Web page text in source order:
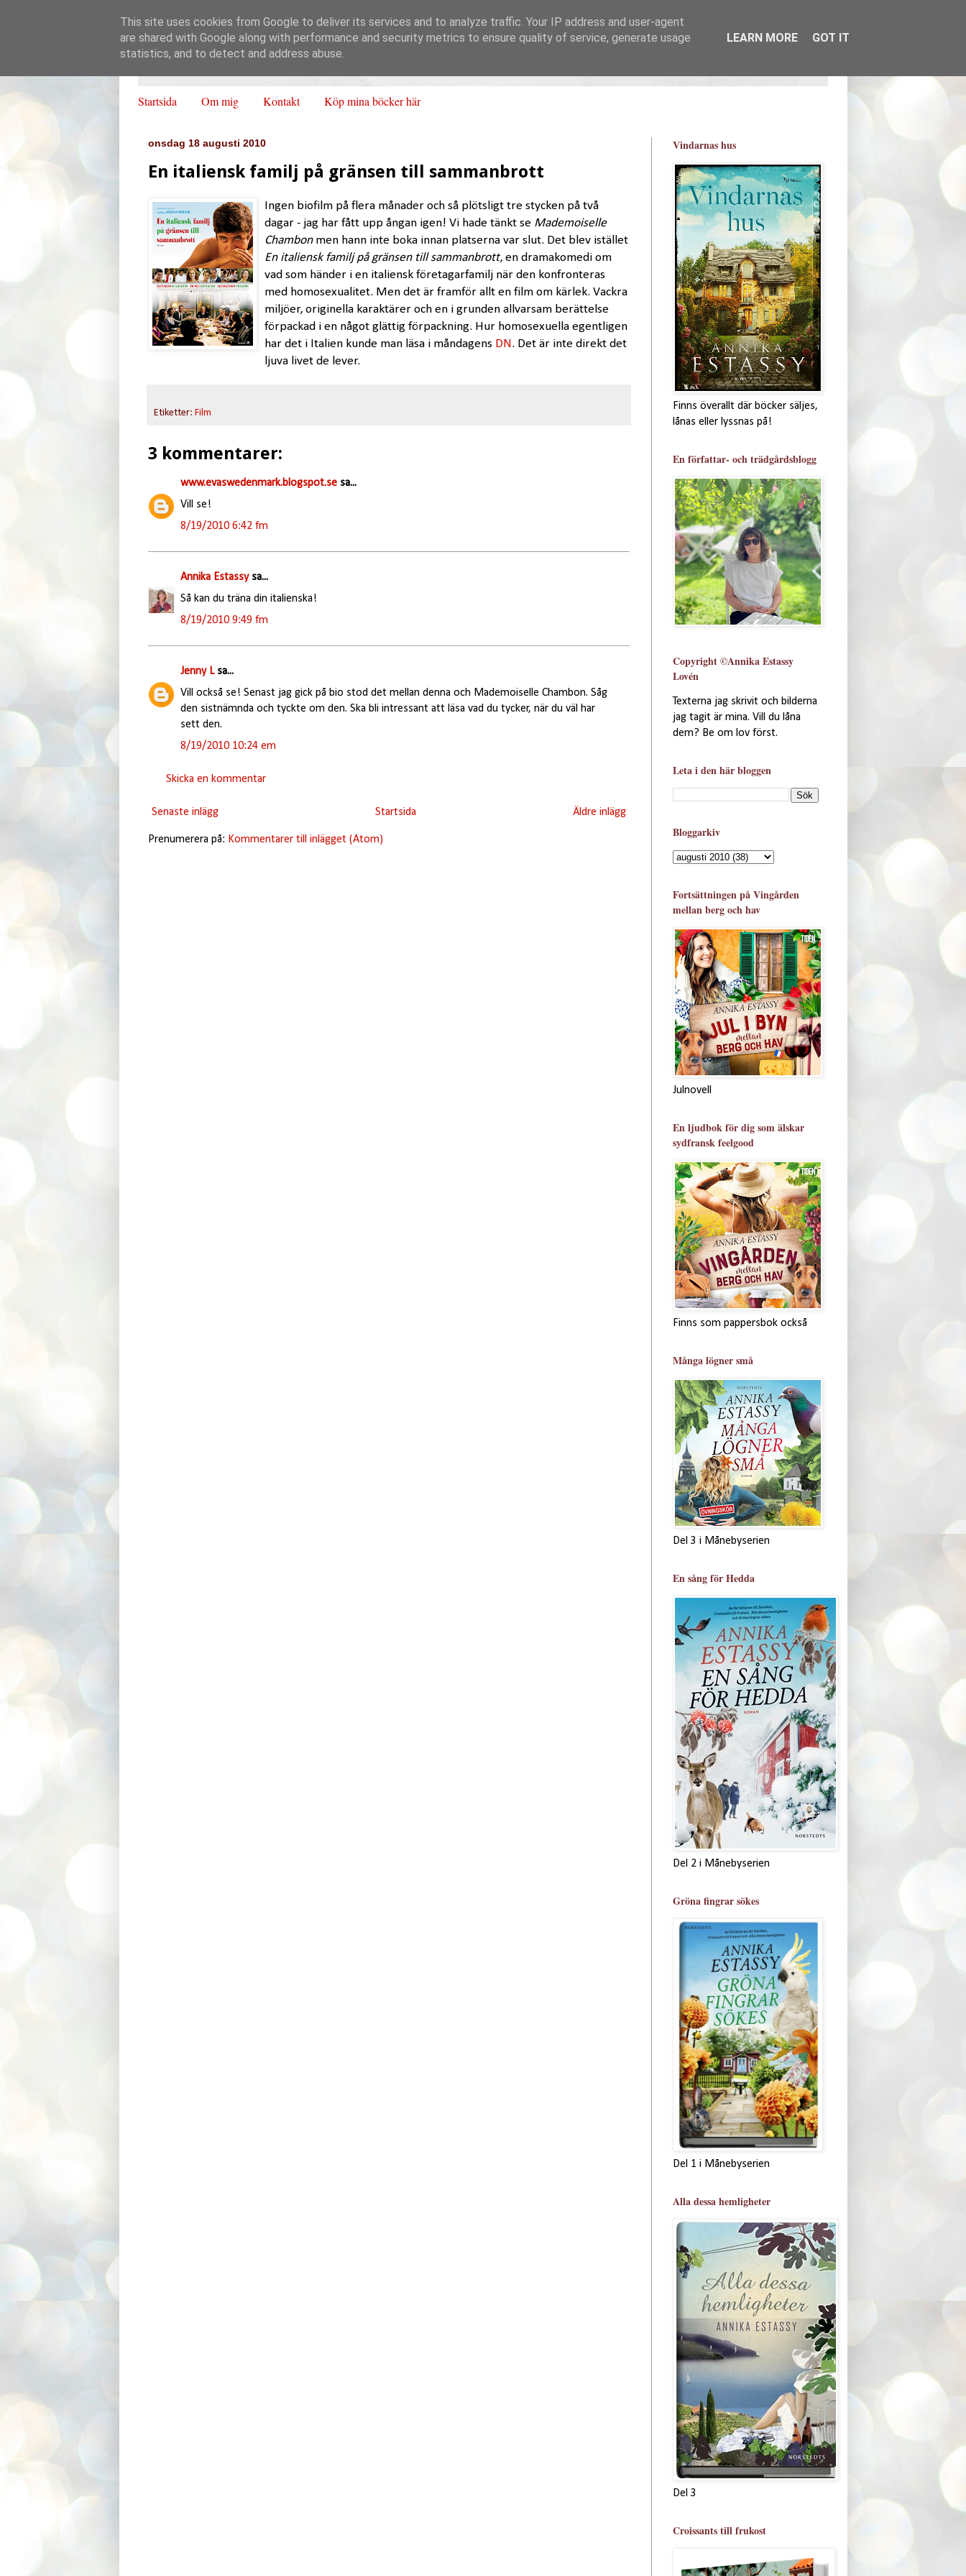
Startsida Om mig Kontakt Köp mina böcker här
onsdag 18 augusti 2010
En italiensk familj på gränsen till sammanbrott
Ingen biofilm på flera månader och så plötsligt tre stycken på två
dagar - jag har fått upp ångan igen! Vi hade tänkt se Mademoiselle
Chambonmen hann inte boka innan platserna var slut. Det blev istället
En italiensk familj på gränsen till sammanbrott, en dramakomedi om
vad som händer i en italiensk företagarfamilj när den konfronteras
med homosexualitet. Men det är framför allt en film om kärlek. Vackra
miljöer, originella karaktärer och en i grunden allvarsam berättelse
förpackad i en något glättig förpackning. Hur homosexuella egentligen
har det i Italien kunde man läsa i måndagens DN . Det är inte direkt det
ljuva livet de lever.
Etiketter: Film
3 kommentarer:
www.evaswedenmark.blogspot.sesa...
Vill se!
8/19/2010 6:42 fm
Annika Estassysa...
Så kan du träna din italienska!
8/19/2010 9:49 fm
Jenny Lsa...
Vill också se! Senast jag gick på bio stod det mellan denna och Mademoiselle Chambon. Såg
den sistnämnda och tyckte om den. Ska bli intressant att läsa vad du tycker, när du väl har
sett den.
8/19/2010 10:24 em
Skicka en kommentar
Senaste inlägg Äldre inlägg
Startsida
Prenumerera på: Kommentarer till inlägget (Atom)
Vindarnas hus
Finns överallt där böcker säljes,
lånas eller lyssnas på!
En författar- och trädgårdsblogg
Copyright ©Annika Estassy
Lovén
Texterna jag skrivit och bilderna
jag tagit är mina. Vill du låna
dem? Be om lov först.
Leta i den här bloggen
Bloggarkiv
Fortsättningen på Vingården
mellan berg och hav
Julnovell
En ljudbok för dig som älskar
sydfransk feelgood
Finns som pappersbok också
Många lögner små
Del 3 i Månebyserien
En sång för Hedda
Del 2 i Månebyserien
Gröna fingrar sökes
Del 1 i Månebyserien
Alla dessa hemligheter
Del 3
Croissants till frukost
This site uses cookies from Google to deliver its services and to analyze traffic. Your IP address and user-agent
are shared with Google along with performance and security metrics to ensure quality of service, generate usage
statistics, and to detect and address abuse.
LEARN MORE GOT IT